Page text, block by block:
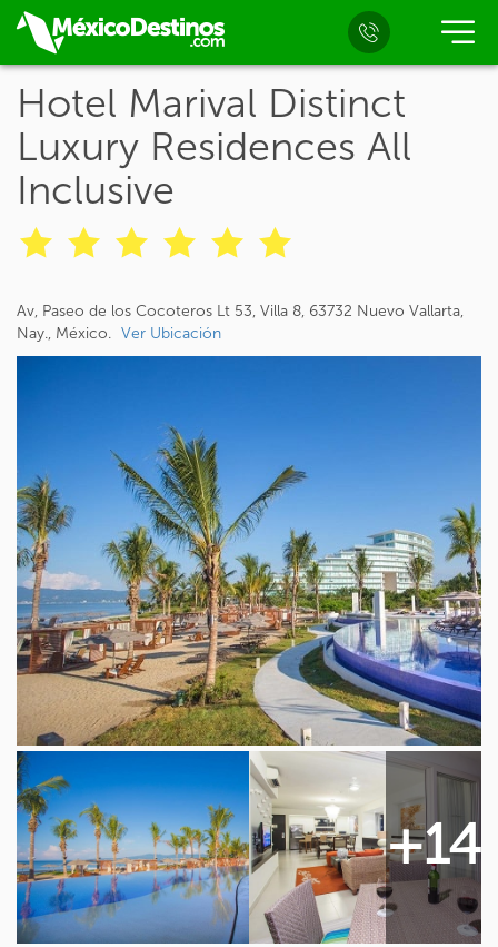
Hotel Marival Distinct
Luxury Residences All
Inclusive
Av, Paseo de los Cocoteros Lt 53, Villa 8, 63732 Nuevo Vallarta,
Nay., México. Ver Ubicación
+14